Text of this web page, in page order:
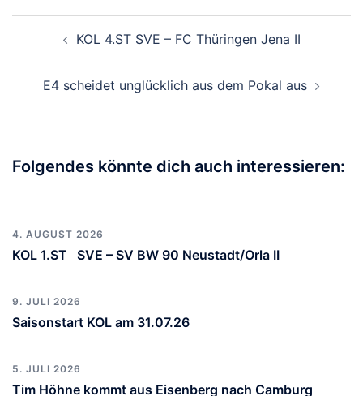
KOL 4.ST SVE – FC Thüringen Jena II
E4 scheidet unglücklich aus dem Pokal aus
Folgendes könnte dich auch interessieren:
4. AUGUST 2026
KOL 1.ST SVE – SV BW 90 Neustadt/Orla II
9. JULI 2026
Saisonstart KOL am 31.07.26
5. JULI 2026
Tim Höhne kommt aus Eisenberg nach Camburg